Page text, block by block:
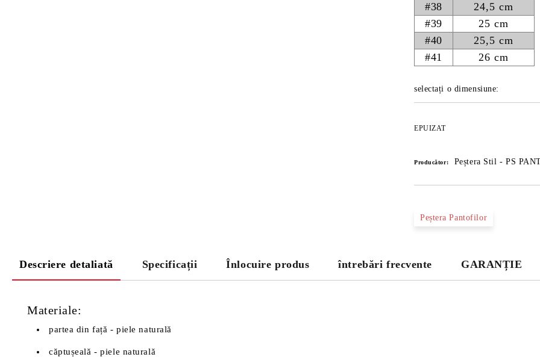
#38
24,5 cm
#39
25 cm
#40
25,5 cm
#41
26 cm
selectați o dimensiune:
EPUIZAT
Producător: Peștera Stil - PS
Peștera Pantofilor
Descriere detaliată Specificații Înlocuire produs întrebări frecvente GARANȚIE
Materiale:
partea din față - piele naturală
căptușeală - piele naturală